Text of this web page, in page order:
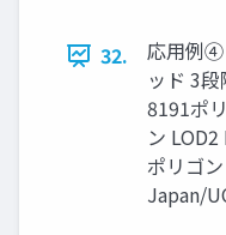
32.
応用例④
ッド 3
8191ポ
ン
ポリゴ
Japan/